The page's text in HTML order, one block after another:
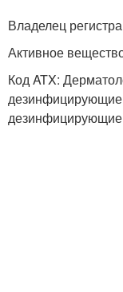
Владелец
Активное
Код ATX:
дезинфицирующие